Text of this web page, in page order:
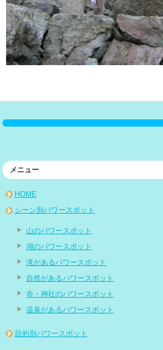
メニュー
HOME
シーン別パワースポット
山のパワースポット
湖のパワースポット
滝があるパワースポット
自然があるパワースポット
寺・神社のパワースポット
温泉があるパワースポット
目的別パワースポット